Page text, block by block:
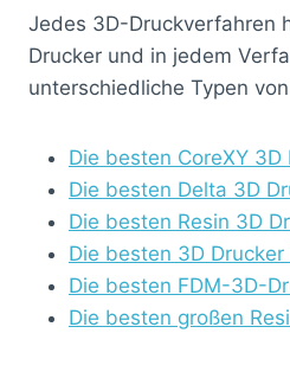
Jedes 3D-Druckverfahren
Drucker und in jedem
unterschiedliche Typen
Die besten CoreXY 3D
Die besten Delta 3D
Die besten Resin 3D
Die besten 3D Drucker
Die besten FDM-3D-
Die besten großen